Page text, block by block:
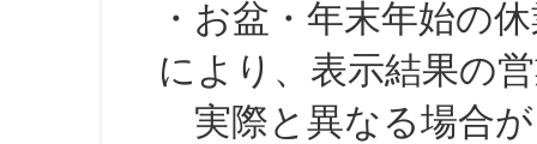
・お盆・年末年始の
により、表示結果の
実際と異なる場合が